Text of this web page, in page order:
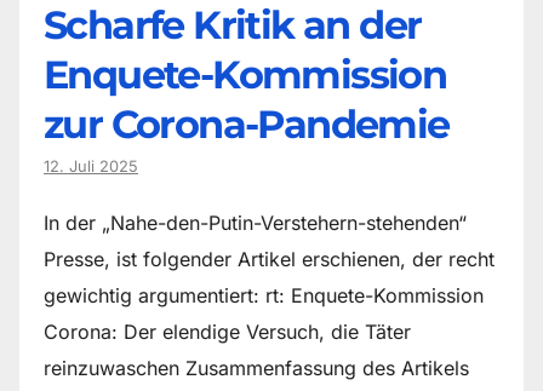
Scharfe Kritik an der
Enquete-Kommission
zur Corona-Pandemie
12. Juli 2025
In der „Nahe-den-Putin-Verstehern-stehenden“
Presse, ist folgender Artikel erschienen, der recht
gewichtig argumentiert: rt: Enquete-Kommission
Corona: Der elendige Versuch, die Täter
reinzuwaschen Zusammenfassung des Artikels